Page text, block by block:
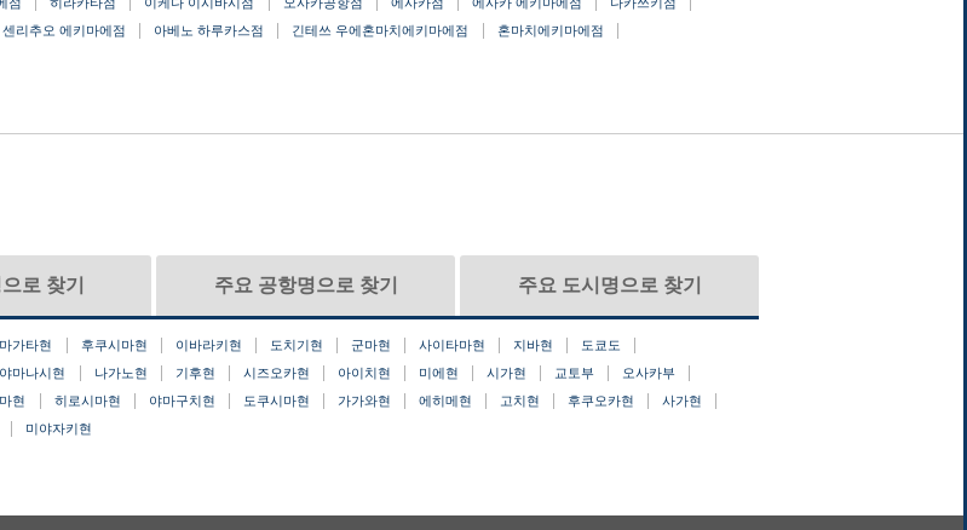
센리추오 에키마에점 아베노 하루카스점 긴테쓰 우에혼마치에키마에점
혼마치에키마에점
로 찾기 주요 공항명으로 찾기 주요 도시명으로 찾기
가타현 후쿠시마현 이바라키현 도치기현 군마현 사이타마현 지바현
도쿄도
야마나시현 나가노현 기후현 시즈오카현 아이치현 미에현 시가현 교토부
오사카부
현 히로시마현 야마구치현 도쿠시마현 가가와현 에히메현 고치현 후쿠오카현
사가현
미야자키현